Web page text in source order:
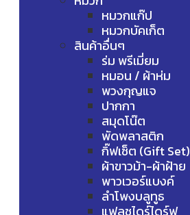
หมวกแก๊ป
หมวกบัคเก็ต
สินค้าอื่นๆ
ร่ม พรีเมี่ยม
หมอน / ผ้าห่ม
พวงกุญแจ
ปากกา
สมุดโน๊ต
พัดพลาสติก
กิ๊ฟเซ็ต (Gift Set)
ผ้าขาวม้า-ผ้าฝ้าย
พาวเวอร์แบงค์
ลำโพงบลูทูธ
แฟลชไดร์ไดร์ฟ